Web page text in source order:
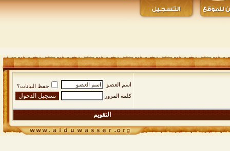
اسم العضو
حفظ البيانات؟
كلمة المرور
التقويم